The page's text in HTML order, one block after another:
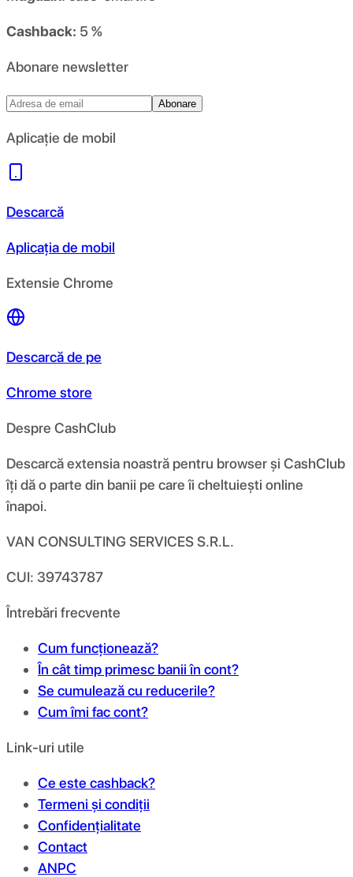
Cashback: 5 %
Abonare newsletter
Abonare
Aplicație de mobil
Descarcă
Aplicația de mobil
Extensie Chrome
Descarcă de pe
Chrome store
Despre CashClub
Descarcă extensia noastră pentru browser și CashClub
îți dă o parte din banii pe care îi cheltuiești online
înapoi.
VAN CONSULTING SERVICES S.R.L.
CUI: 39743787
Întrebări frecvente
Cum funcționează?
În cât timp primesc banii în cont?
Se cumulează cu reducerile?
Cum îmi fac cont?
Link-uri utile
Ce este cashback?
Termeni și condiții
Confidențialitate
Contact
ANPC